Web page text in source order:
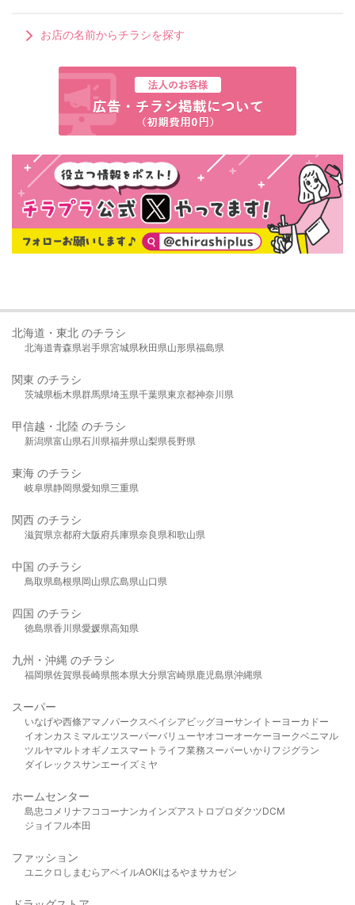
お店の名前からチラシを探す
北海道・東北 のチラシ
北海道青森県岩手県宮城県秋田県山形県福島県
関東 のチラシ
茨城県栃木県群馬県埼玉県千葉県東京都神奈川県
甲信越・北陸 のチラシ
新潟県富山県石川県福井県山梨県長野県
東海 のチラシ
岐阜県静岡県愛知県三重県
関西 のチラシ
滋賀県京都府大阪府兵庫県奈良県和歌山県
中国 のチラシ
鳥取県島根県岡山県広島県山口県
四国 のチラシ
徳島県香川県愛媛県高知県
九州・沖縄 のチラシ
福岡県佐賀県長崎県熊本県大分県宮崎県鹿児島県沖縄県
スーパー
いなげや西條アマノパークスベイシア ビッグヨーサンイトーヨーカドー
イオンカスミ マルエツスーパーバリューヤオコーオーケー ヨークベニマル
ツルヤマルト オギノ エスマート ライフ業務スーパーいかり フジグラン
ダイレックスサンエーイズミヤ
ホームセンター
島忠 コメリ ナフコ コーナンカインズアストロプロダクツDCM
ジョイフル本田
ファッション
ユニクロ しまむら アベイルAOKIはるやま サカゼン